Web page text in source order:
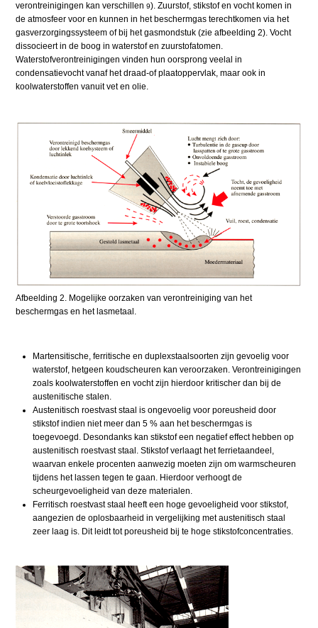
verontreinigingen kan verschillen 9). Zuurstof, stikstof en vocht komen in
de atmosfeer voor en kunnen in het beschermgas terechtkomen via het
gasverzorgingssysteem of bij het gasmondstuk (zie afbeelding 2). Vocht
dissocieert in de boog in waterstof en zuurstofatomen.
Waterstofverontreinigingen vinden hun oorsprong veelal in
condensatievocht vanaf het draad-of plaatoppervlak, maar ook in
koolwaterstoffen vanuit vet en olie.
Afbeelding 2. Mogelijke oorzaken van verontreiniging van het
beschermgas en het lasmetaal.
Martensitische, ferritische en duplexstaalsoorten zijn gevoelig voor
waterstof, hetgeen koudscheuren kan veroorzaken. Verontreinigingen
zoals koolwaterstoffen en vocht zijn hierdoor kritischer dan bij de
austenitische stalen.
Austenitisch roestvast staal is ongevoelig voor poreusheid door
stikstof indien niet meer dan 5 % aan het beschermgas is
toegevoegd. Desondanks kan stikstof een negatief effect hebben op
austenitisch roestvast staal. Stikstof verlaagt het ferrietaandeel,
waarvan enkele procenten aanwezig moeten zijn om warmscheuren
tijdens het lassen tegen te gaan. Hierdoor verhoogt de
scheurgevoeligheid van deze materialen.
Ferritisch roestvast staal heeft een hoge gevoeligheid voor stikstof,
aangezien de oplosbaarheid in vergelijking met austenitisch staal
zeer laag is. Dit leidt tot poreusheid bij te hoge stikstofconcentraties.